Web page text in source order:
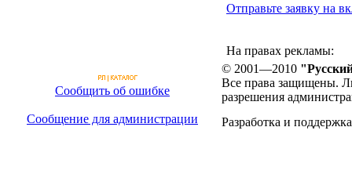
Отправьте заявку на
На правах рекламы:
Сообщить об ошибке
Сообщение для администрации
© 2001—2010
Все права защищены.
разрешения
Разработка и